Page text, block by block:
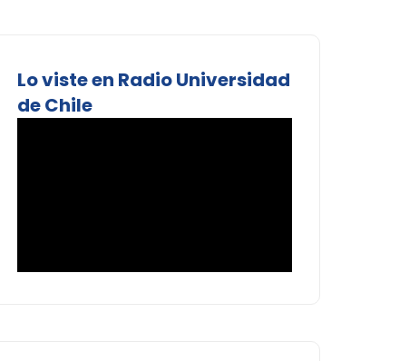
Lo viste en Radio Universidad
de Chile